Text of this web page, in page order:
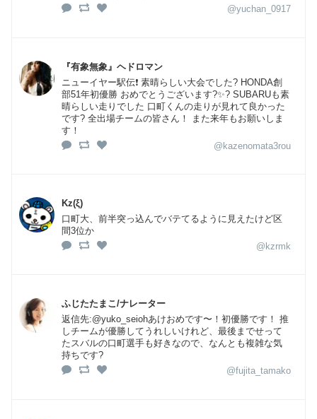
@yuchan_0917
『有象無象』ヘドロマン
ニューイヤー駅伝❗ 素晴らしい大会でした? HONDA創
部51年初優勝 おめでとうございます?✨? SUBARUも素
晴らしい走りでした 口町くんの走りが見れて良かった
です? 全出場チームの皆さん！ また来年もお願いしま
す！
@kazenomata3rou
Kz(ξ)
口町大、前半突っ込んでバテてるように見えたけど区
間3位か
@kzrmk
ふじたたまこ/ナレーター
返信先:@yuko_seiohあけおめです〜！初優勝です！ 推
しチームが優勝してうれしいけれど、最後までせって
たスバルの口町選手も好きなので、なんとも複雑な気
持ちです?
@fujita_tamako